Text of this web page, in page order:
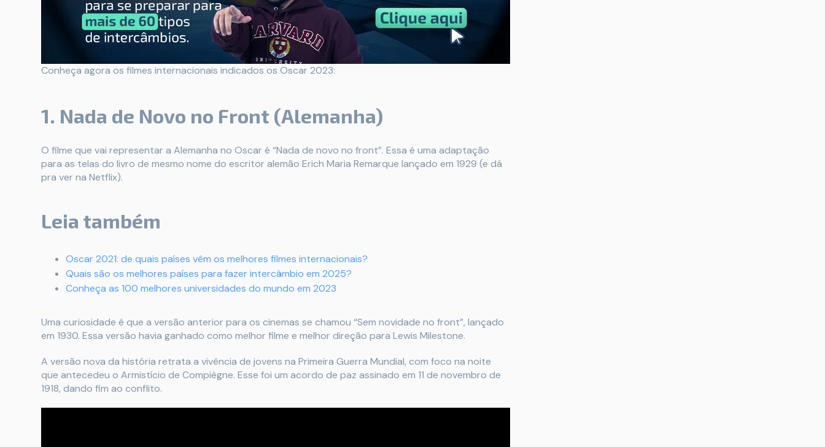
Conheça agora os filmes internacionais indicados os Oscar 2023:
1. Nada de Novo no Front (Alemanha)
O filme que vai representar a Alemanha no Oscar é “Nada de novo no front”. Essa é uma adaptação
para as telas do livro de mesmo nome do escritor alemão Erich Maria Remarque lançado em 1929 (e dá
pra ver na Netflix).
Leia também
Oscar 2021: de quais países vêm os melhores filmes internacionais?
Quais são os melhores países para fazer intercâmbio em 2025?
Conheça as 100 melhores universidades do mundo em 2023
Uma curiosidade é que a versão anterior para os cinemas se chamou “Sem novidade no front”, lançado
em 1930. Essa versão havia ganhado como melhor filme e melhor direção para Lewis Milestone.
A versão nova da história retrata a vivência de jovens na Primeira Guerra Mundial, com foco na noite
que antecedeu o Armistício de Compiègne. Esse foi um acordo de paz assinado em 11 de novembro de
1918, dando fim ao conflito.